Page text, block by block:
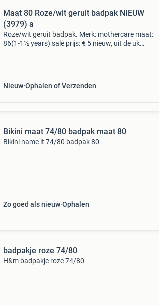
Maat 80 Roze/wit geruit badpak NIEUW
(3979) a
Roze/wit geruit badpak. Merk: mothercare maat:
86(1-1½ years) sale prijs: € 5 nieuw, uit de uk
Nieuw Ophalen of Verzenden
Bikini maat 74/80 badpak maat 80
Bikini name it 74/80 badpak 80
Zo goed als nieuw Ophalen
badpakje roze 74/80
H&m badpakje roze 74/80